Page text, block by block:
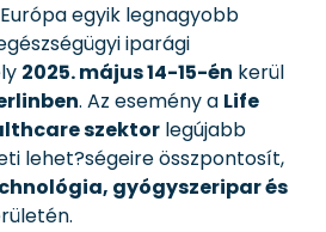
Európa egyik legnagyobb
iparági
2025. május 14-15-én kerül
. Az esemény a Life
szektor legújabb
lehet?ségeire összpontosít,
gyógyszeripar és